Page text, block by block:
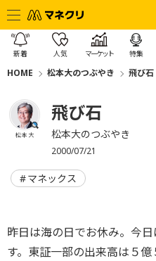
新着 人気 マーケット 特集
HOME 松本大のつぶやき 飛び石
松本 大
飛び石
松本大のつぶやき
2000/07/21
マネックス
昨日は海の日でお休み。今
す。東証一部の出来高は５